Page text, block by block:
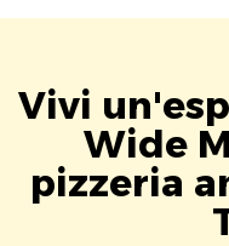
Vivi
Wide
pizzeria